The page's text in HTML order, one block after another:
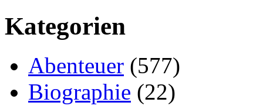
Kategorien
Abenteuer (577)
Biographie (22)